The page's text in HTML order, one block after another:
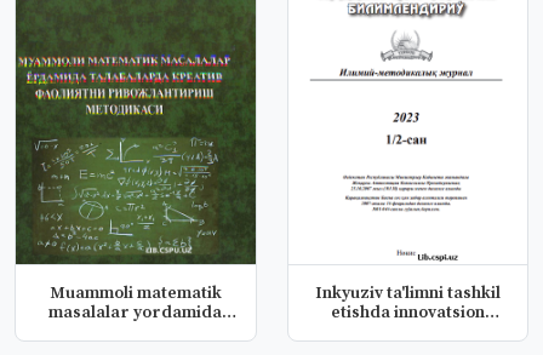
Muammoli matematik
masalalar yordamida
Inkyuziv ta'limni tashkil
etishda innovatsion